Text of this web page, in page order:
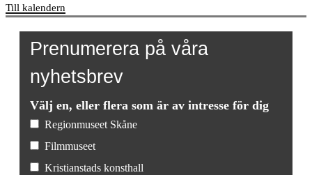
Till kalendern
Prenumerera på våra
nyhetsbrev
Välj en, eller flera som är av intresse för dig
Regionmuseet Skåne
Filmmuseet
Kristianstads konsthall